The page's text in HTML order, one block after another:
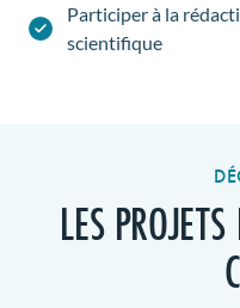
Participer à la
scientifique
LES